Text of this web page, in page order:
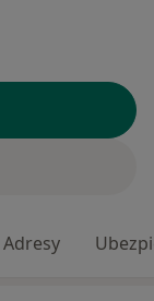
Adresy